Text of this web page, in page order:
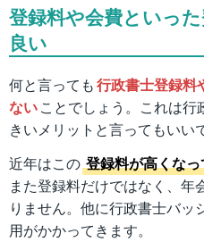
登録料や会費といっ
良い
何と言っても行政書士登録料
ないことでしょう。これは
きいメリットと言ってもいい
近年はこの 登録料が高くな
また登録料だけではなく、年
りません。他に行政書士バ
用がかかってきます。